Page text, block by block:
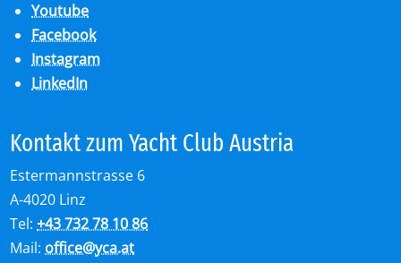
Youtube
Facebook
Instagram
LinkedIn
Kon­takt zum Yacht Club Aus­tria
Estermannstrasse 6
A-4020 Linz
Tel:+43 732 78 10 86
Mail: office@yca.at